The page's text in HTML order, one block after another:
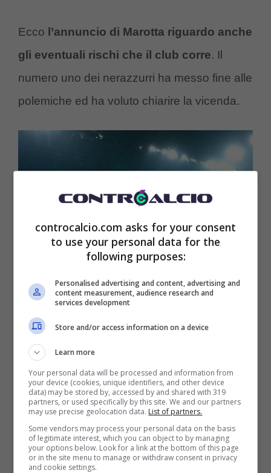
Ecco l’annuncio di Marotta riguardo anche
gli eventuali rischi che il club corre. Il
numero uno dei nerazzurri ha messo fine alle
polemiche ed ha voluto chiarire la vicenda.
stadio san siro durante inter stella rossa di champions league
(la presse foto) – controcalcio.com
Intervista Marotta: ecco la
posizione dell’Inter
sull’inchiesta ultrà, il
presidente ha lanciato un
messaggio ai tifosi
controcalcio.com asks for your consent
to use your personal data for the
following purposes:
Personalised advertising and content, advertising and
content measurement, audience research and
services development
Store and/or access information on a device
Learn more
Your personal data will be processed and information from
your device (cookies, unique identifiers, and other device
data) may be stored by, accessed by and shared with 319
partners, or used specifically by this site. We and our partners
may use precise geolocation data. List of partners.
Some vendors may process your personal data on the basis
of legitimate interest, which you can object to by managing
your options below. Look for a link at the bottom of this page
or in the site menu to manage or withdraw consent in privacy
and cookie settings.